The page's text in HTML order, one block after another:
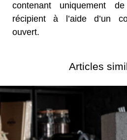
contenant uniquement
récipient à l’aide d’un
ouvert.
Articles